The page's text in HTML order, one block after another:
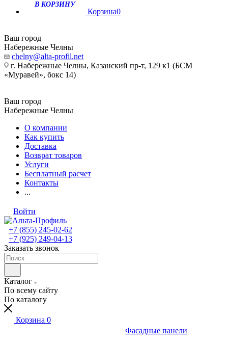
В КОРЗИНУ
Корзина0
Ваш город
Набережные Челны
chelny@alta-profil.net
г. Набережные Челны, Казанский пр-т, 129 к1 (БСМ
«Муравей», бокс 14)
Ваш город
Набережные Челны
О компании
Как купить
Доставка
Возврат товаров
Услуги
Бесплатный расчет
Контакты
...
Войти
+7 (855) 245-02-62
+7 (925) 249-04-13
Заказать звонок
Каталог
По всему сайту
По каталогу
Корзина 0
Фасадные панели